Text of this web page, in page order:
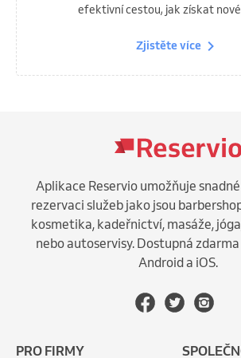
efektivní cestou, jak získat
Zjistěte více
Aplikace Reservio umožňuje
rezervaci služeb jako jsou
kosmetika, kadeřnictví, masáže,
nebo autoservisy. Dostupná
Android a iOS.
PRO FIRMY